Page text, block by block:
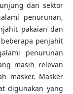
dan sektor
penurunan,
pakaian dan
penjahit
penurunan
masih relevan
masker. Masker
digunakan yang